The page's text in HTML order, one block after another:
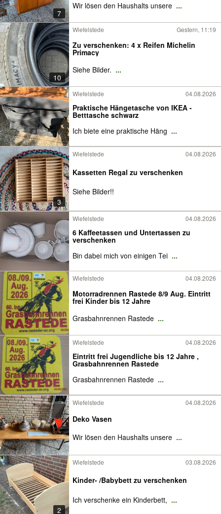
7
Wir lösen den Haushalts unsere ...
10
Wiefelstede Gestern, 11:19
Zu verschenken: 4 x Reifen Michelin
Primacy
Siehe Bilder. ...
Wiefelstede 04.08.2026
Praktische Hängetasche von IKEA -
Betttasche schwarz
Ich biete eine praktische Häng ...
3
Wiefelstede 04.08.2026
Kassetten Regal zu verschenken
Siehe Bilder!!
Wiefelstede 04.08.2026
6 Kaffeetassen und Untertassen zu
verschenken
Bin dabei mich von einigen Tei ...
Wiefelstede 04.08.2026
Motorradrennen Rastede 8/9 Aug. Eintritt
frei Kinder bis 12 Jahre
Grasbahnrennen Rastede ...
Wiefelstede 04.08.2026
Eintritt frei Jugendliche bis 12 Jahre ,
Grasbahnrennen Rastede
Grasbahnrennen Rastede ...
Wiefelstede 04.08.2026
Deko Vasen
Wir lösen den Haushalts unsere ...
2
Wiefelstede 03.08.2026
Kinder- /Babybett zu verschenken
Ich verschenke ein Kinderbett, ...